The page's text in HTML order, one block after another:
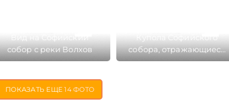
собор с реки Волхов
собора, отражающиеся
в водах ночного Волхова
ПОКАЗАТЬ ЕЩЕ14 ФОТО